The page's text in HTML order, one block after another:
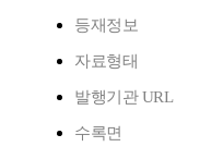
등재정보
자료형태
발행기관 URL
수록면